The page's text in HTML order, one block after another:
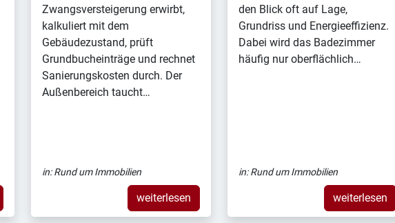
Zwangsversteigerung erwirbt,
kalkuliert mit dem
Gebäudezustand, prüft
Grundbucheinträge und rechnet
Sanierungskosten durch. Der
Außenbereich taucht…
in:Rund um Immobilien
weiterlesen
den Blick oft auf Lage,
Grundriss und Energieeffizienz.
Dabei wird das Badezimmer
häufig nur oberflächlich…
in:Rund um Immobilien
weiterlesen